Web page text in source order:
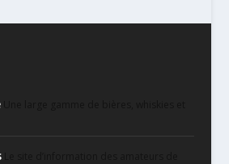
Une large gamme de bières, whiskies et
Le site d’information des amateurs de